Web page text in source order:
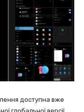
доступна вже